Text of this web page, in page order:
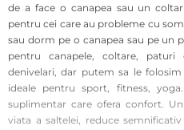
de a face o canapea sau un
pentru cei care au probleme cu
sau dorm pe o canapea sau pe un
pentru canapele, coltare,
denivelari, dar putem sa le
ideale pentru sport, fitness,
suplimentar care ofera confort.
viata a saltelei, reduce